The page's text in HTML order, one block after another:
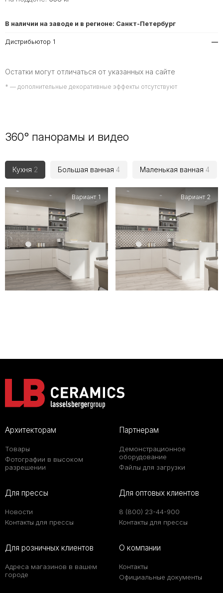
В наличии на заводе и в регионе: Санкт-Петербург
Дистрибьютор 1 —
Остатки могут отличаться от указанных на сайте
* — дополнительные декоративные эффекты отсутствуют
360° панорамы и видео
Кухня 2 Большая ванная 4 Маленькая ванная 4
Вариант 1 Вариант 2
Архитекторам
Товары
Фотографии в высоком
разрешении
Партнерам
Демонстрационное
оборудование
Файлы для загрузки
Для прессы
Новости
Контакты для прессы
Для оптовых клиентов
8 (800) 23-44-900
Контакты для прессы
Для розничных клиентов
Адреса магазинов в вашем
городе
О компании
Контакты
Официальные документы